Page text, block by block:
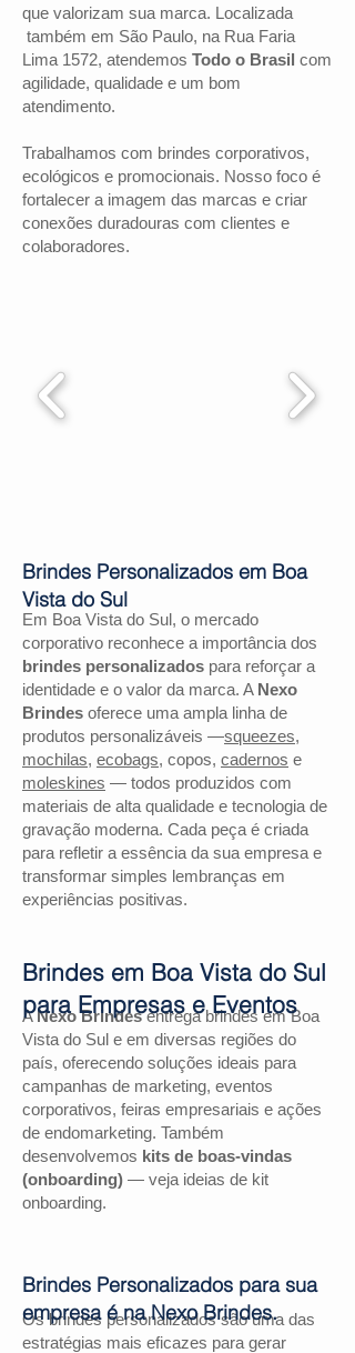
que valorizam sua marca. Localizada
também em São Paulo, na Rua Faria
Lima 1572, atendemos Todo o Brasil com
agilidade, qualidade e um bom
atendimento.
Trabalhamos com brindes corporativos,
ecológicos e promocionais. Nosso foco é
fortalecer a imagem das marcas e criar
conexões duradouras com clientes e
colaboradores.
Em Boa Vista do Sul, o mercado
corporativo reconhece a importância dos
brindes personalizados para reforçar a
identidade e o valor da marca. A Nexo
Brindes oferece uma ampla linha de
produtos personalizáveis —squeezes,
mochilas, ecobags, copos, cadernos e
moleskines — todos produzidos com
materiais de alta qualidade e tecnologia de
gravação moderna. Cada peça é criada
para refletir a essência da sua empresa e
transformar simples lembranças em
experiências positivas.
ANexo Brindesentrega brindes em Boa
Vista do Sul e em diversas regiões do
país, oferecendo soluções ideais para
campanhas de marketing, eventos
corporativos, feiras empresariais e ações
de endomarketing. Também
desenvolvemos kits de boas-vindas
(onboarding) — veja ideias de kit
onboarding.
Os brindes personalizados são uma das
estratégias mais eficazes para gerar
Brindes Personalizados em Boa
Vista do Sul
Brindes em Boa Vista do Sul
para Empresas e Eventos
Brindes Personalizados para sua
empresa é na Nexo Brindes.